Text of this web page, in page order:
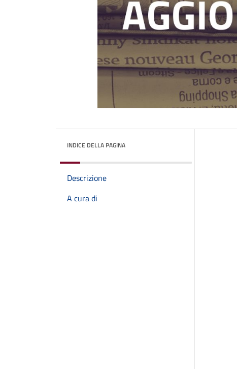
INDICE DELLA PAGINA
Descrizione
A cura di